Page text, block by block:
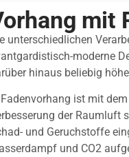
mit
unterschiedlichen
moderne
hinaus beliebig
ist mit
der Raumluft
und Geruchstoffe
und CO2